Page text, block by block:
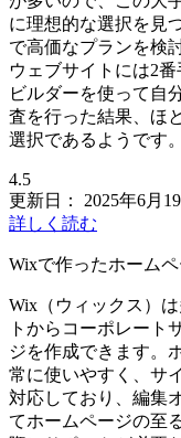
に理想的な選択を見
で高価なプランを検
ウェブサイトには2
ビルダーを使って自
査を行った結果、ほ
選択であるようです
4.5
更新日：
2025年6月
詳しく読む
Wixで作ったホーム
Wix（ウィックス）
トからコーポレート
ジを作成できます。
常に使いやすく、サ
対応しており、編集
てホームページの至